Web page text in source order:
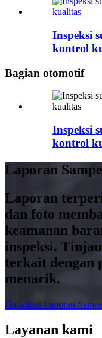
Inspeksi
kontrol
Bagian otomotif
Inspeksi
kontrol
Laporan
Laporan
dan foto
keamanan
inspeksi.
terkait dengan
menarik.
Dapatkan Laporan
Layanan kami